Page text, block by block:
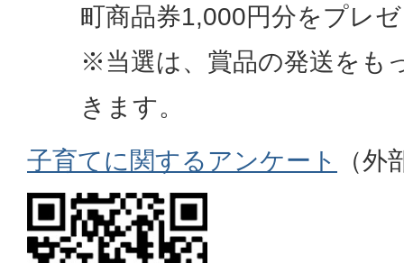
町商品券1,000円分をプレ
※当選は、賞品の発送をも
きます。
子育てに関するアンケート
（